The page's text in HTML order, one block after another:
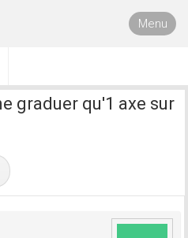
Menu
graduer qu'1 axe sur